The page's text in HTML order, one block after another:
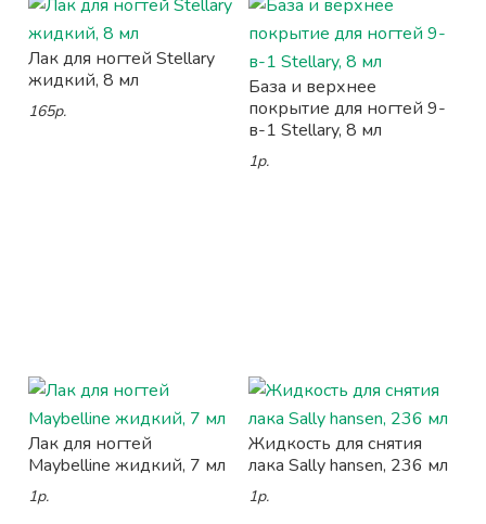
Лак для ногтей Stellary
жидкий, 8 мл
165р.
База и верхнее
покрытие для ногтей 9-
в-1 Stellary, 8 мл
1р.
Лак для ногтей
Maybelline жидкий, 7 мл
1р.
Жидкость для снятия
лака Sally hansen, 236 мл
1р.